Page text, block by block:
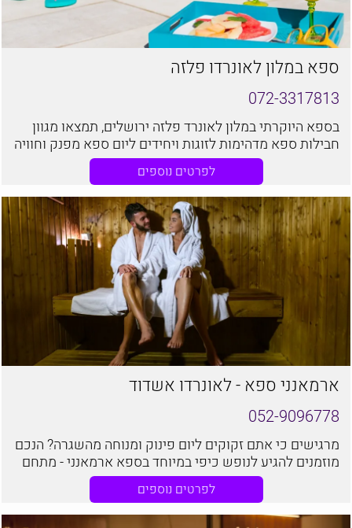
ספא במלון לאונרדו פלזה
072-3317813
בספא היוקרתי במלון לאונרד פלזה ירושלים, תמצאו מגוון
חבילות ספא מדהימות לזוגות ויחידים ליום ספא מפנק וחוויה
לפרטים נוספים
ארמאנני ספא - לאונרדו אשדוד
052-9096778
מרגישים כי אתם זקוקים ליום פינוק ומנוחה מהשגרה? הנכם
מוזמנים להגיע לנופש כיפי במיוחד בספא ארמאנני - מתחם
ספא וכושר יוקרתי, חדשני ואיכותי. הספא ממוקם במלון
לאונרדו פלז'ה באשדוד, מרחק הליכה קצר מאוד מחוף הים
של העיר
לפרטים נוספים